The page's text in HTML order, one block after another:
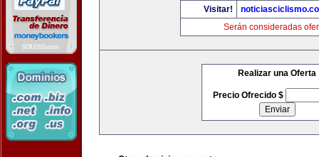
Visitar!
Serán consideradas
Realizar una Oferta
Precio Ofrecido $